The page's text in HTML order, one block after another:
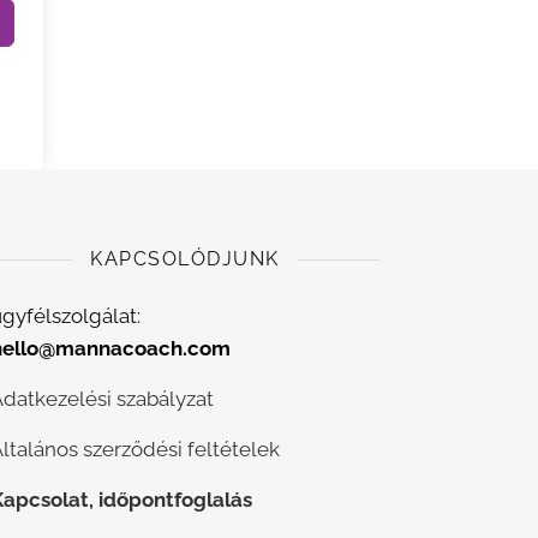
KAPCSOLÓDJUNK
szabályzat
szerződési feltételek
időpontfoglalás